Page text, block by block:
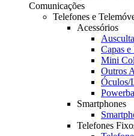
Comunicações
Telefones e
Acessórios
Capas e
Mini
Outros
Óculos/
Smartphones
Telefones